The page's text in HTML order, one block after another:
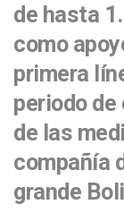
de hasta
como
primera
periodo
de las
compañía
grande